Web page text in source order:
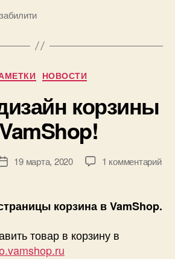
Рубрики
НОВОСТИ
корзины
Дата19 марта, 2020 1 комментарийк
корзина в VamShop.
товар в корзину в